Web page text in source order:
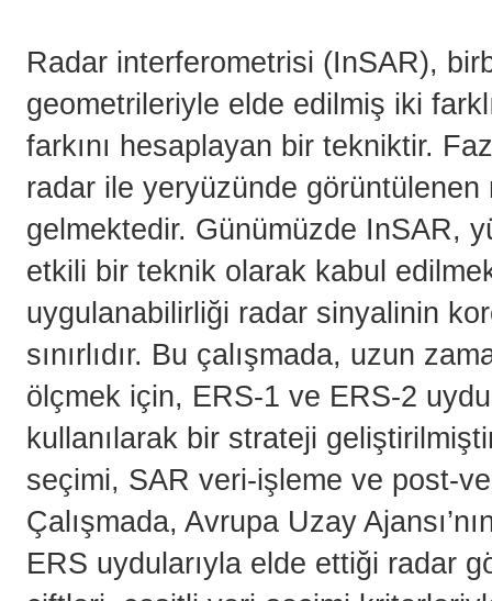
Radar interferometrisi (InSAR),
geometrileriyle elde edilmiş iki
farkını hesaplayan bir tekniktir.
radar ile yeryüzünde görüntülenen
gelmektedir. Günümüzde InSAR,
etkili bir teknik olarak kabul
uygulanabilirliği radar sinyalinin
sınırlıdır. Bu çalışmada, uzun
ölçmek için, ERS-1 ve ERS-2
kullanılarak bir strateji
seçimi, SAR veri-işleme ve post-
Çalışmada, Avrupa Uzay
ERS uydularıyla elde ettiği radar